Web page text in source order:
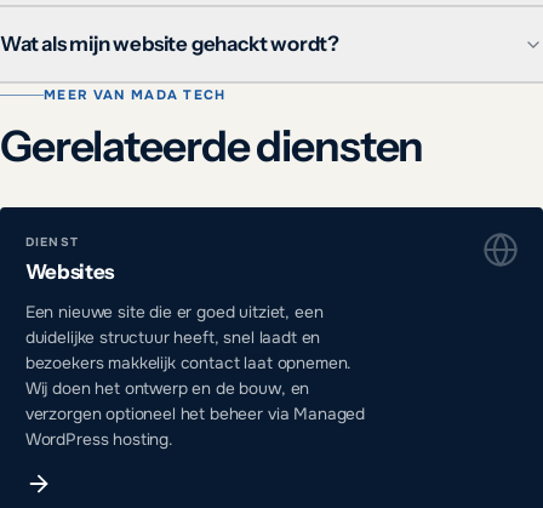
Wat als mijn website gehackt wordt?
MEER VAN MADA TECH
Gerelateerde diensten
DIENST
Websites
Een nieuwe site die er goed uitziet, een
duidelijke structuur heeft, snel laadt en
bezoekers makkelijk contact laat opnemen.
Wij doen het ontwerp en de bouw, en
verzorgen optioneel het beheer via Managed
WordPress hosting.